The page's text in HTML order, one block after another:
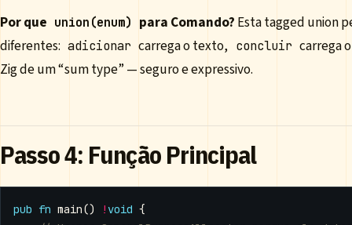
Por que union(enum) para Comando? Esta tagged union
diferentes: adicionar carrega o texto, concluir carrega
Zig de um “sum type” — seguro e expressivo.
Passo 4: Função Principal
pub fn main() ! void {